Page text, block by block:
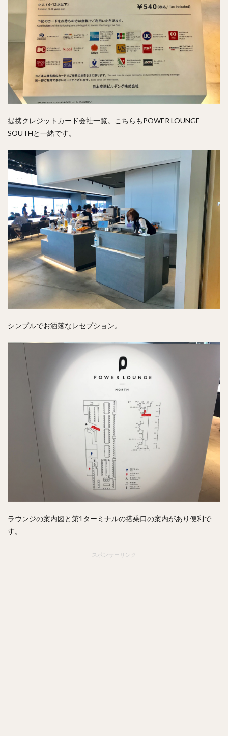
提携クレジットカード会社一覧。こちらもPOWER LOUNGE
SOUTHと一緒です。
シンプルでお洒落なレセプション。
ラウンジの案内図と第1ターミナルの搭乗口の案内があり便利で
す。
スポンサーリンク